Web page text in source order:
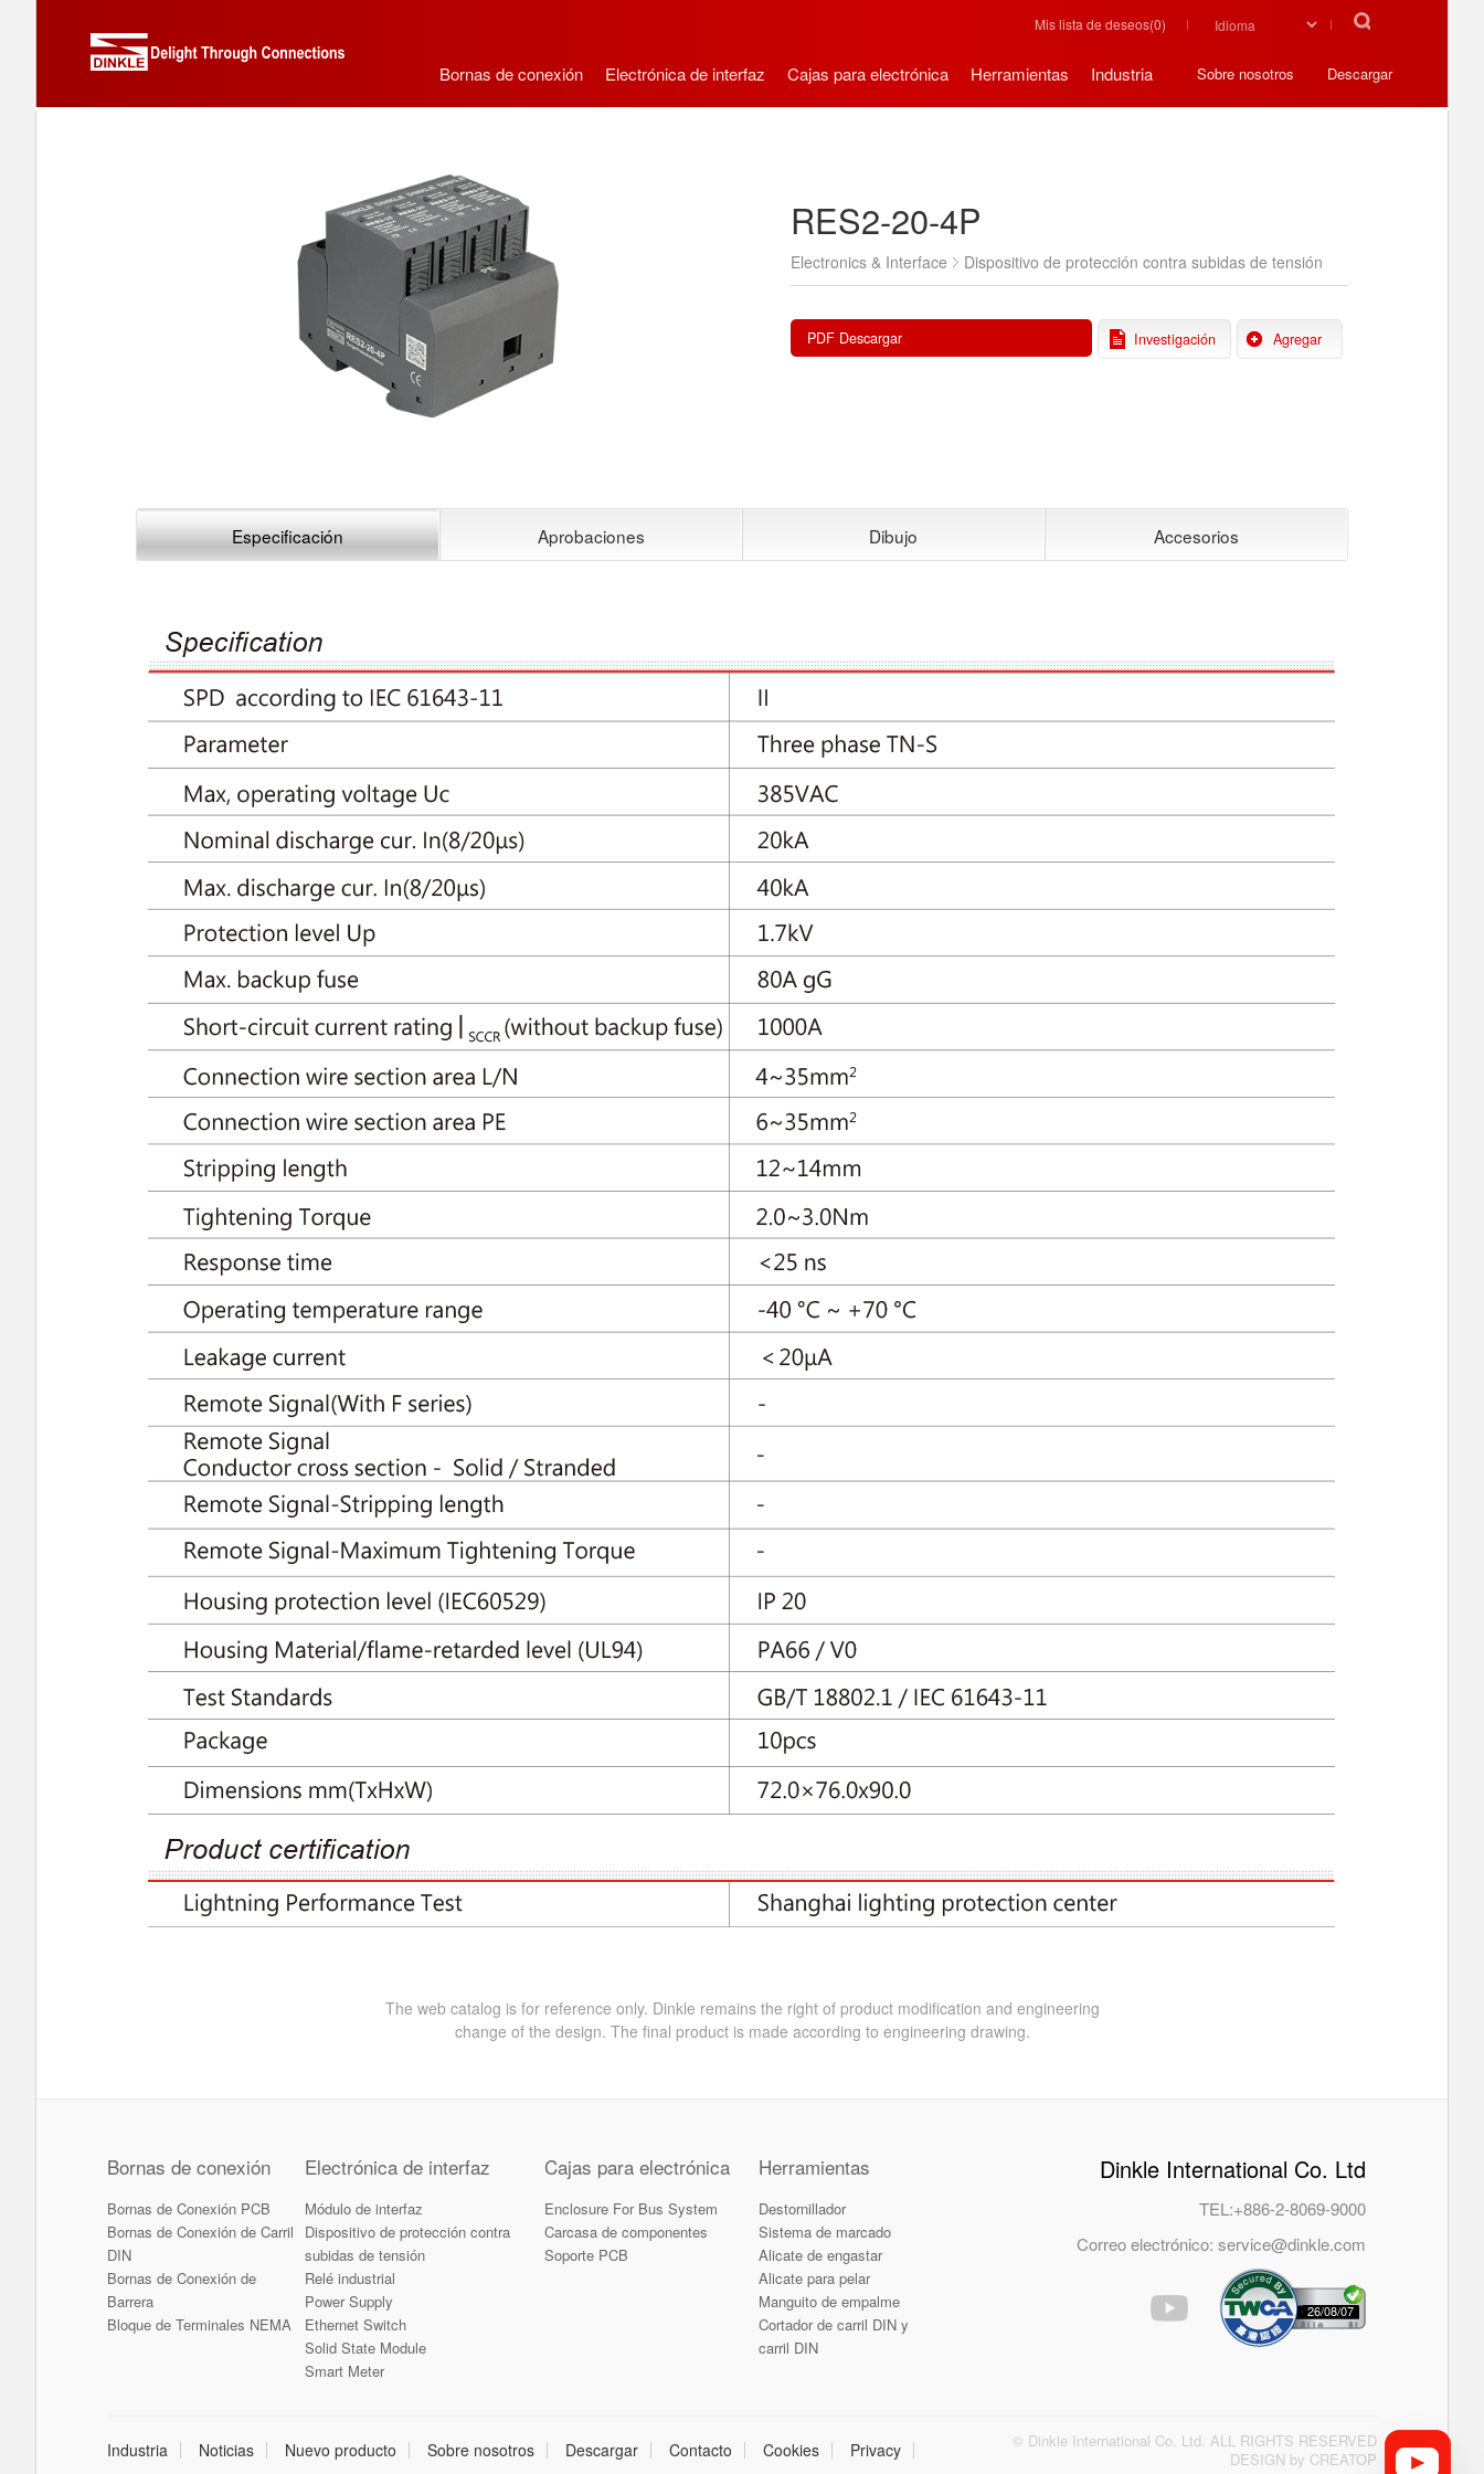
Mis lista de deseos(0)
Bornas de conexión Electrónica de interfaz Cajas para electrónica Herramientas Industria Sobre nosotros Descargar
RES2-20-4P
Electronics & Interface Dispositivo de protección contra subidas de tensión
PDF Descargar Investigación Agregar
Especificación Aprobaciones Dibujo Accesorios
The web catalog is for reference only. Dinkle remains the right of product modification and engineering
change of the design. The final product is made according to engineering drawing.
Bornas de conexión
Bornas de Conexión PCB
Bornas de Conexión de Carril
DIN
Bornas de Conexión de
Barrera
Bloque de Terminales NEMA
Electrónica de interfaz
Módulo de interfaz
Dispositivo de protección contra
subidas de tensión
Relé industrial
Power Supply
Ethernet Switch
Solid State Module
Smart Meter
Cajas para electrónica
Enclosure For Bus System
Carcasa de componentes
Soporte PCB
Herramientas
Destornillador
Sistema de marcado
Alicate de engastar
Alicate para pelar
Manguito de empalme
Cortador de carril DIN y
carril DIN
Dinkle International Co. Ltd
TEL:+886-2-8069-9000
Correo electrónico:service@dinkle.com
26/08/07
Industria Noticias Nuevo producto Sobre nosotros Descargar Contacto Cookies Privacy
© Dinkle International Co. Ltd. ALL RIGHTS RESERVED
DESIGN by CREATOP